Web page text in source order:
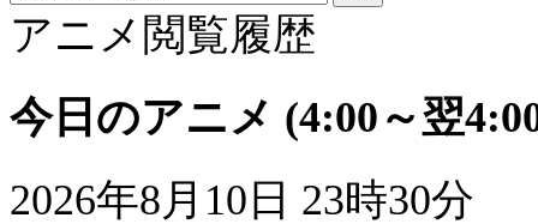
アニメ閲覧履歴
今日のアニメ (4:00～翌
2026年8月10日 23時30分